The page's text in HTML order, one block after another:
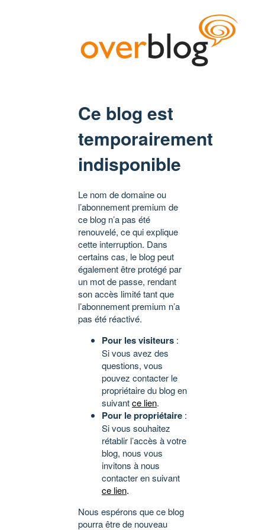
Ce blog est
temporairement
indisponible
Le nom de domaine ou
l’abonnement premium de
ce blog n’a pas été
renouvelé, ce qui explique
cette interruption. Dans
certains cas, le blog peut
également être protégé par
un mot de passe, rendant
son accès limité tant que
l’abonnement premium n’a
pas été réactivé.
Pour les visiteurs :
Si vous avez des
questions, vous
pouvez contacter le
propriétaire du blog en
suivantce lien.
Pour le propriétaire :
Si vous souhaitez
rétablir l’accès à votre
blog, nous vous
invitons à nous
contacter en suivant
ce lien.
Nous espérons que ce blog
pourra être de nouveau